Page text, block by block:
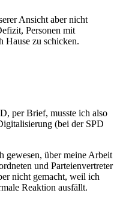
Ansicht aber nicht
Personen mit
Hause zu schicken.
per Brief, musste ich also
(bei der SPD
gewesen, über meine Arbeit
und Parteienvertreter
nicht gemacht, weil ich
Reaktion ausfällt.